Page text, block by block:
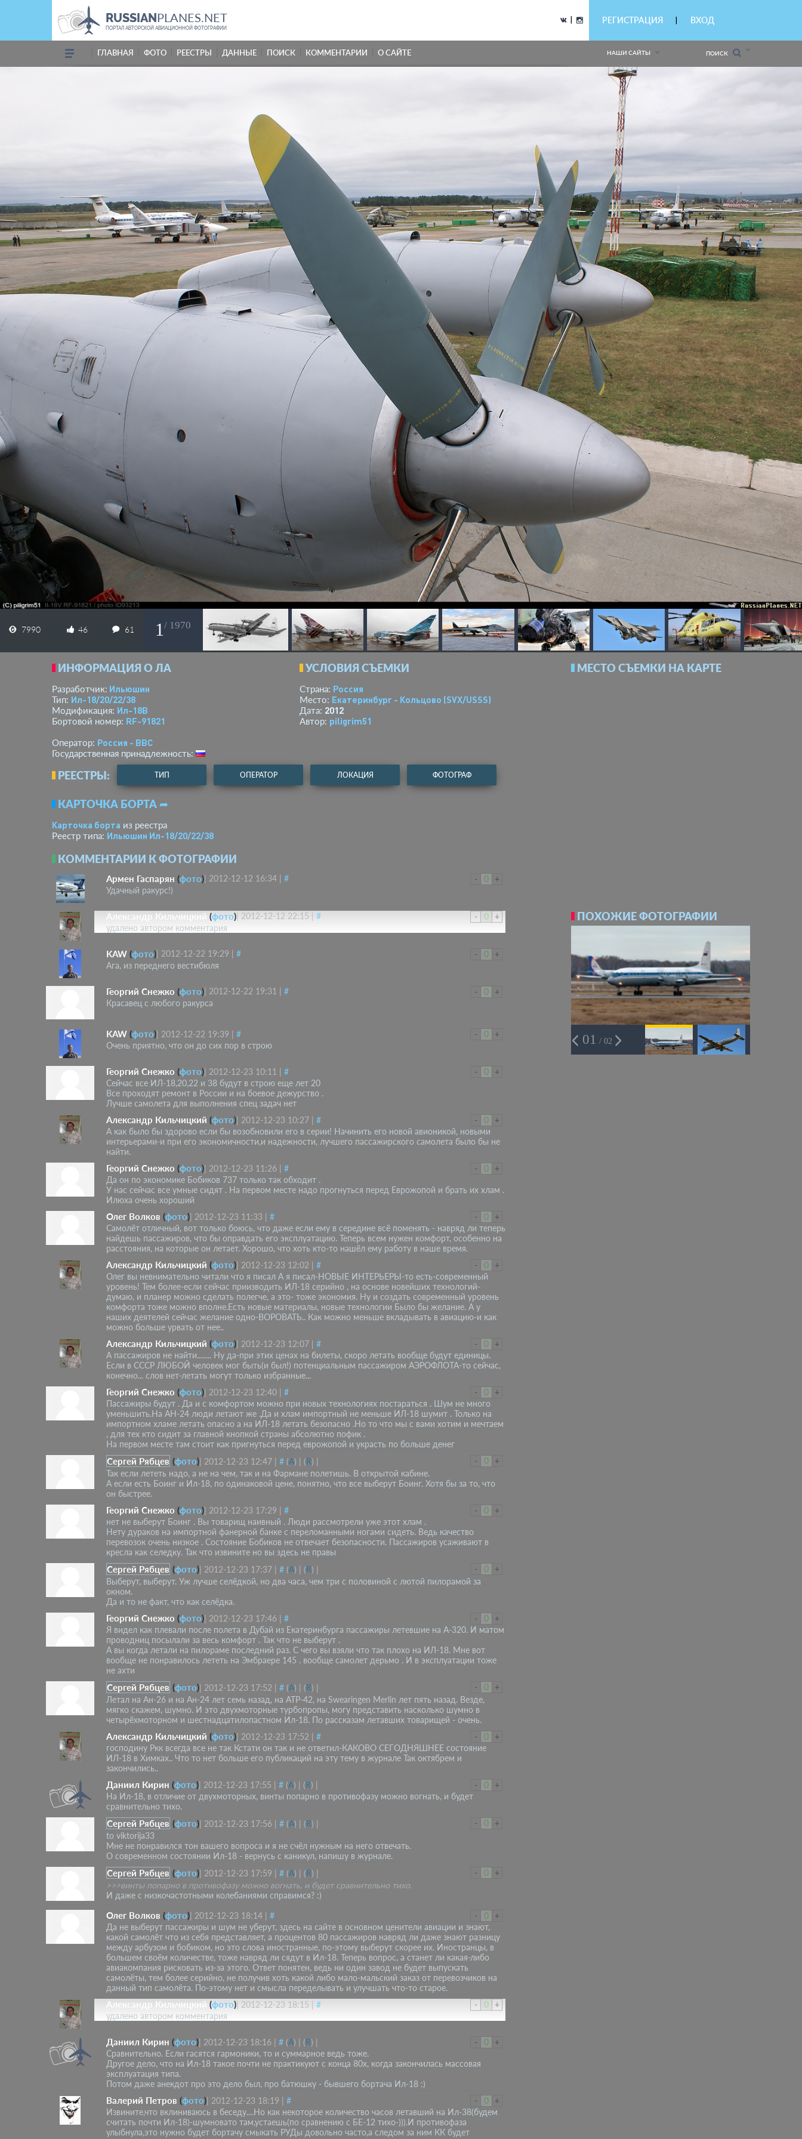
RUSSIANPLANES.NET
ПОРТАЛ АВТОРСКОЙ АВИАЦИОННОЙ ФОТОГРАФИИ
РЕГИСТРАЦИЯ ВХОД
ГЛАВНАЯ ФОТО РЕЕСТРЫ ДАННЫЕ ПОИСК КОММЕНТАРИИ О САЙТЕ НАШИ САЙТЫ ПОИСК
7990 46 61 1 / 1970
ИНФОРМАЦИЯ О ЛА
Разработчик: Ильюшин
Тип: Ил-18/20/22/38
Модификация: Ил-18В
Бортовой номер: RF-91821
Оператор: Россия - ВВС
Государственная принадлежность:
УСЛОВИЯ СЪЕМКИ
Страна: Россия
Место: Екатеринбург - Кольцово (SVX/USSS)
Дата: 2012
Автор: piligrim51
РЕЕСТРЫ: ТИП ОПЕРАТОР ЛОКАЦИЯ ФОТОГРАФ
КАРТОЧКА БОРТА ➦
Карточка борта из реестра
Реестр типа: Ильюшин Ил-18/20/22/38
КОММЕНТАРИИ К ФОТОГРАФИИ
- 0 +
Армен Гаспарян (фото) 2012-12-12 16:34
#
Удачный ракурс!)
- 0 +
Александр Кильчицкий (фото) 2012-12-12 22:15
#
удалено автором комментария
- 0 +
KAW (фото) 2012-12-22 19:29
#
Ага, из переднего вестибюля
- 0 +
Георгий Снежко (фото) 2012-12-22 19:31
#
Красавец с любого ракурса
- 0 +
KAW (фото) 2012-12-22 19:39
#
Очень приятно, что он до сих пор в строю
- 0 +
Георгий Снежко (фото) 2012-12-23 10:11
#
Сейчас все ИЛ-18,20,22 и 38 будут в строю еще лет 20
Все проходят ремонт в России и на боевое дежурство .
Лучше самолета для выполнения спец задач нет
-
0 +
Александр Кильчицкий (фото) 2012-12-23 10:27
#
А как было бы здорово если бы возобновили его в серии! Начинить его новой авионикой, новыми
интерьерами-и при его экономичности,и надежности, лучшего пассажирского самолета было бы не
найти.
-
0 +
Георгий Снежко (фото) 2012-12-23 11:26
#
Да он по экономике Бобиков 737 только так обходит .
У нас сейчас все умные сидят . На первом месте надо прогнуться перед Еврожопой и брать их хлам .
Илюха очень хороший
-
0 +
Олег Волков (фото) 2012-12-23 11:33
#
Самолёт отличный, вот только боюсь, что даже если ему в середине всё поменять - навряд ли теперь
найдешь пассажиров, что бы оправдать его эксплуатацию. Теперь всем нужен комфорт, особенно на
расстояния, на которые он летает. Хорошо, что хоть кто-то нашёл ему работу в наше время.
-
0 +
Александр Кильчицкий (фото) 2012-12-23 12:02
#
Олег вы невнимательно читали что я писал А я писал-НОВЫЕ ИНТЕРЬЕРЫ-то есть-современный
уровень! Тем более-если сейчас приизводить ИЛ-18 серийно , на основе новейших технологий-
думаю, и планер можно сделать полегче, а это- тоже экономия. Ну и создать современный уровень
комфорта тоже можно вполне.Есть новые материалы, новые технологии Было бы желание. А у
наших деятелей сейчас желание одно-ВОРОВАТЬ.. Как можно меньше вкладывать в авиацию-и как
можно больше урвать от нее..
-
0 +
Александр Кильчицкий (фото) 2012-12-23 12:07
#
А пассажиров не найти........ Ну да-при этих ценах на билеты, скоро летать вообще будут единицы.
Если в СССР ЛЮБОЙ человек мог быть(и был!) потенциальным пассажиром АЭРОФЛОТА-то сейчас,
конечно... слов нет-летать могут только избранные...
-
0 +
Георгий Снежко (фото) 2012-12-23 12:40
#
Пассажиры будут . Да и с комфортом можно при новых технологиях постараться . Шум не много
уменьшить.На АН-24 люди летают же .Да и хлам импортный не меньше ИЛ-18 шумит . Только на
импортном хламе летать опасно а на ИЛ-18 летать безопасно .Но то что мы с вами хотим и мечтаем
, для тех кто сидит за главной кнопкой страны абсолютно пофик .
На первом месте там стоит как пригнуться перед еврожопой и украсть по больше денег
-
0 +
Сергей Рябцев (фото) 2012-12-23 12:47 # (A) (R)
Так если лететь надо, а не на чем, так и на Фармане полетишь. В открытой кабине.
А если есть Боинг и Ил-18, по одинаковой цене, понятно, что все выберут Боинг. Хотя бы за то, что
он быстрее.
-
0 +
Георгий Снежко (фото) 2012-12-23 17:29
#
нет не выберут Боинг . Вы товарищ наивный . Люди рассмотрели уже этот хлам .
Нету дураков на импортной фанерной банке с переломанными ногами сидеть. Ведь качество
перевозок очень низкое . Состояние Бобиков не отвечает безопасности. Пассажиров усаживают в
кресла как селедку. Так что извините но вы здесь не правы
-
0 +
Сергей Рябцев (фото) 2012-12-23 17:37 # (A) (R)
Выберут, выберут. Уж лучше селёдкой, но два часа, чем три с половиной с лютой пилорамой за
окном.
Да и то не факт, что как селёдка.
-
0 +
Георгий Снежко (фото) 2012-12-23 17:46
#
Я видел как плевали после полета в Дубай из Екатеринбурга пассажиры летевшие на А-320. И матом
проводниц посылали за весь комфорт . Так что не выберут .
А вы когда летали на пилораме последний раз. С чего вы взяли что так плохо на ИЛ-18. Мне вот
вообще не понравилось лететь на Эмбраере 145 . вообще самолет дерьмо . И в эксплуатации тоже
не ахти
-
0 +
Сергей Рябцев (фото) 2012-12-23 17:52 # (A) (R)
Летал на Ан-26 и на Ан-24 лет семь назад, на АТР-42, на Swearingen Merlin лет пять назад. Везде,
мягко скажем, шумно. И это двухмоторные турбопропы, могу представить насколько шумно в
четырёхмоторном и шестнадцатилопастном Ил-18. По рассказам летавших товарищей - очень.
-
0 +
Александр Кильчицкий (фото) 2012-12-23 17:52
#
господину Ркк всегда все не так Кстати он так и не ответил-КАКОВО СЕГОДНЯШНЕЕ состояние
ИЛ-18 в Химках.. Что то нет больше его публикаций на эту тему в журнале Так октябрем и
закончились..
-
0 +
Даниил Кирин (фото) 2012-12-23 17:55 # (A) (R)
На Ил-18, в отличие от двухмоторных, винты попарно в противофазу можно вогнать, и будет
сравнительно тихо.
-
0 +
Сергей Рябцев (фото) 2012-12-23 17:56 # (A) (R)
to viktorija33
Мне не понравился тон вашего вопроса и я не счёл нужным на него отвечать.
О современном состоянии Ил-18 - вернусь с каникул, напишу в журнале.
-
0 +
Сергей Рябцев (фото) 2012-12-23 17:59 # (A) (R)
>>>винты попарно в противофазу можно вогнать, и будет сравнительно тихо.
И даже с низкочастотными колебаниями справимся? :)
-
0 +
Олег Волков (фото) 2012-12-23 18:14
#
Да не выберут пассажиры и шум не уберут, здесь на сайте в основном ценители авиации и знают,
какой самолёт что из себя представляет, а процентов 80 пассажиров навряд ли даже знают разницу
между арбузом и бобиком, но это слова иностранные, по-этому выберут скорее их. Иностранцы, в
большем своём количестве, тоже навряд ли сядут в Ил-18. Теперь вопрос, а станет ли какая-либо
авиакомпания рисковать из-за этого. Ответ понятен, ведь ни один завод не будет выпускать
самолёты, тем более серийно, не получив хоть какой либо мало-мальский заказ от перевозчиков на
данный тип самолёта. По-этому нет и смысла переделывать и улучшать что-то старое.
-
0 +
Александр Кильчицкий (фото) 2012-12-23 18:15
#
удалено автором комментария
- 0 +
Даниил Кирин (фото) 2012-12-23 18:16 # (A) (R)
Сравнительно. Если гасятся гармоники, то и суммарное ведь тоже.
Другое дело, что на Ил-18 такое почти не практикуют с конца 80х, когда закончилась массовая
эксплуатация типа.
Потом даже анекдот про это дело был, про батюшку - бывшего бортача Ил-18 :)
-
0 +
Валерий Петров (фото) 2012-12-23 18:19
#
Извините,что вклиниваюсь в беседу....Но как некоторое количество часов летавший на Ил-38(будем
считать почти Ил-18)-шумновато там,устаешь(по сравнению с БЕ-12 тихо-))).И противофаза
улыбнула,это нужно будет бортачу смыкать РУДы довольно часто,а следом за ним КК будет
МЕСТО СЪЕМКИ НА КАРТЕ
ПОХОЖИЕ ФОТОГРАФИИ
01 / 02